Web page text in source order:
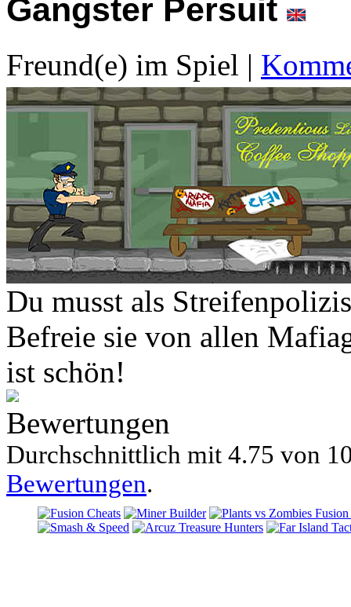
Gangster Persuit
Freund(e) im Spiel |
Du musst als
Befreie sie von allen
ist schön!
Bewertungen
Durchschnittlich mit 4.75 von
Bewertungen.